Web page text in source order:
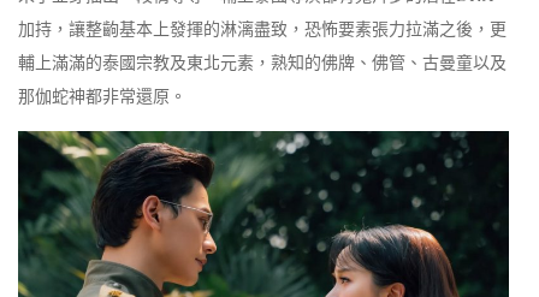
加持，讓整齣基本上發揮的淋漓盡致，恐怖要素張力拉滿之後，更
輔上滿滿的泰國宗教及東北元素，熟知的佛牌、佛管、古曼童以及
那伽蛇神都非常還原。